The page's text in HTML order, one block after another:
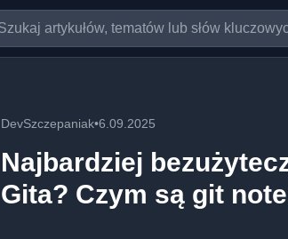
DevSzczepaniak•6.09.2025
Najbardziej
Gita? Czym są git